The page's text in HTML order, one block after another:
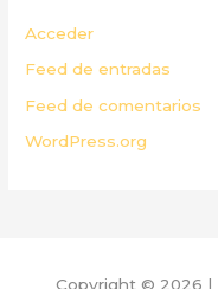
Acceder
Feed de entradas
Feed de comentarios
WordPress.org
Copyright © 2026 |